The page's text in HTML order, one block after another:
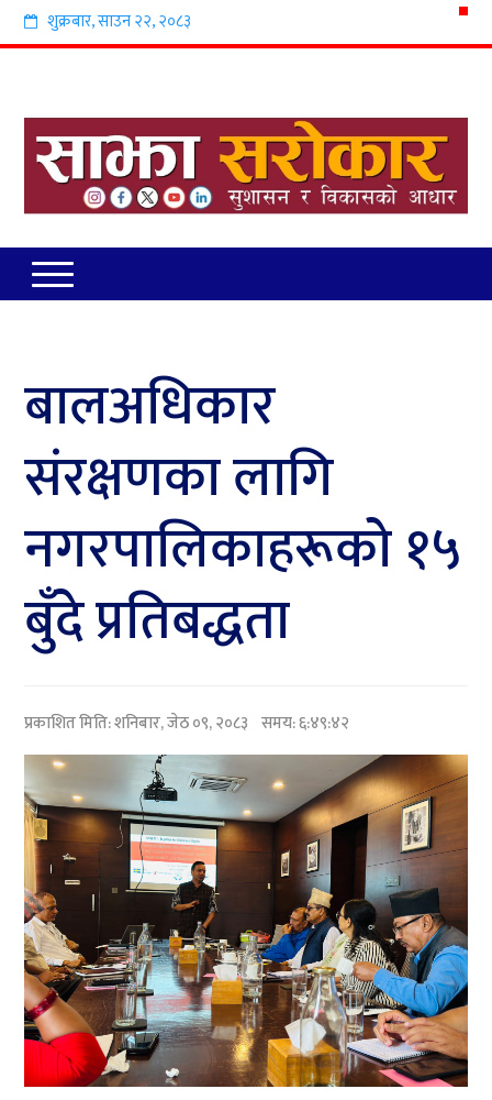
शुक्रबार,साउन२२,२०८३
बालअधिकार
संरक्षणका लागि
नगरपालिकाहरूको १५
बुँदे प्रतिबद्धता
प्रकाशित मिति:शनिबार, जेठ ०९, २०८३ समय: ६:४९:४२